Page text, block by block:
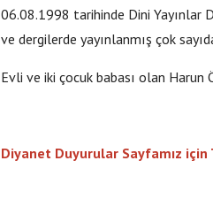
06.08.1998 tarihinde Dini Yayınlar
ve dergilerde yayınlanmış çok
Evli ve iki çocuk babası olan
Diyanet Duyurular Sayfamız için